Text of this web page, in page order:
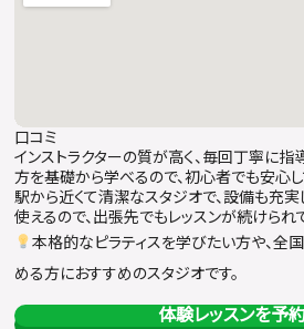
口コミ
インストラクターの質が高く、毎回丁寧に指
方を基礎から学べるので、初心者でも安心し
駅から近くて清潔なスタジオで、設備も充
使えるので、出張先でもレッスンが続けられ
本格的なピラティスを学びたい方や、全
める方におすすめのスタジオです。
体験レッスンを予